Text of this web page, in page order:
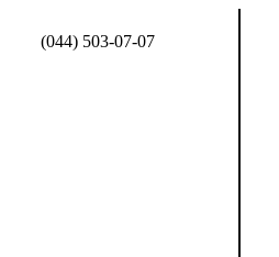
(044) 503-07-07